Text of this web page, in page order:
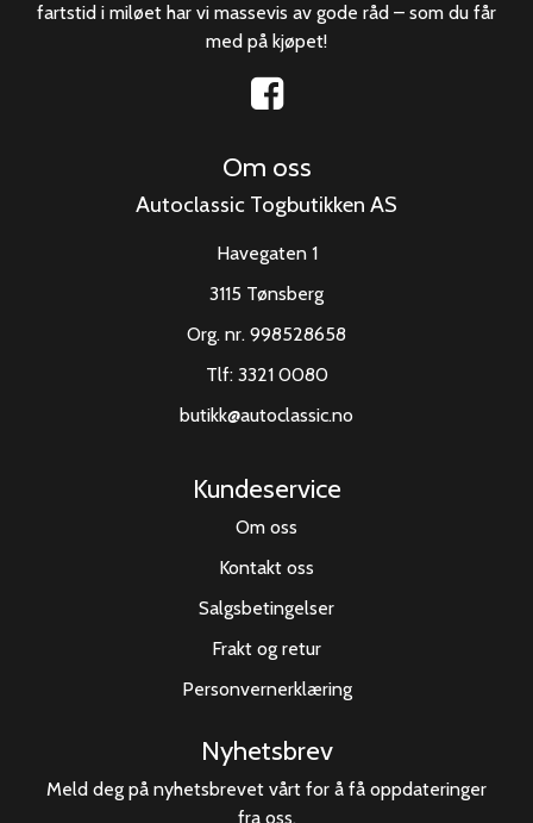
fartstid i miløet har vi massevis av gode råd – som du får
med på kjøpet!
Om oss
Autoclassic Togbutikken AS
Havegaten 1
3115 Tønsberg
Org. nr. 998528658
Tlf: 3321 0080
butikk@autoclassic.no
Kundeservice
Om oss
Kontakt oss
Salgsbetingelser
Frakt og retur
Personvernerklæring
Nyhetsbrev
Meld deg på nyhetsbrevet vårt for å få oppdateringer
fra oss.